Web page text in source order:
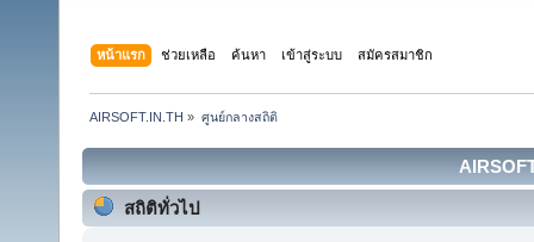
หน้าแรก ช่วยเหลือ ค้นหา เข้าสู่ระบบ สมัครสมาชิก
AIRSOFT.IN.TH » ศูนย์กลางสถิติ
สถิติทั่วไป